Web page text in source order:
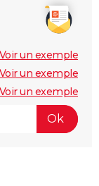
Voir un exemple
Voir un exemple
Voir un exemple